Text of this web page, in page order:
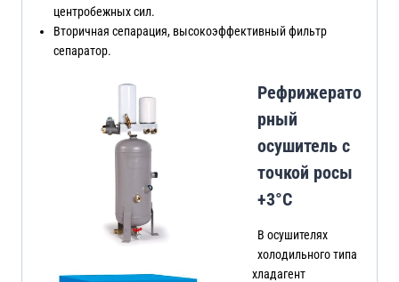
центробежных сил.
Вторичная сепарация, высокоэффективный фильтр
сепаратор.
Рефрижерато
рный
осушитель с
точкой росы
+3°C
В осушителях
холодильного типа
хладагент